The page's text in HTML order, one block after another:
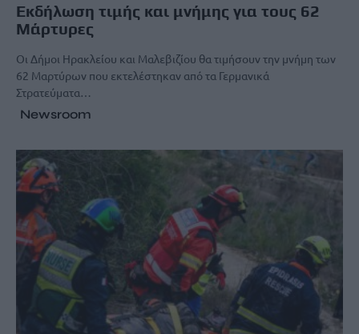
Εκδήλωση τιμής και μνήμης για τους 62
Μάρτυρες
Οι Δήμοι Ηρακλείου και Μαλεβιζίου θα τιμήσουν την μνήμη των
62 Μαρτύρων που εκτελέστηκαν από τα Γερμανικά
Στρατεύματα…
Newsroom